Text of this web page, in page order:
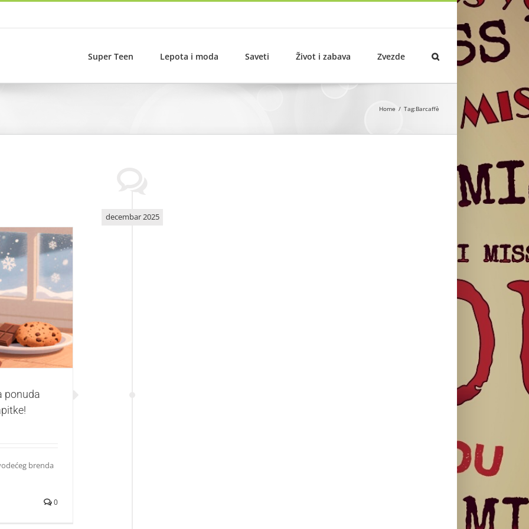
Super Teen Lepota i moda Saveti Život i zabava Zvezde
Home Tag:Barcaffè
decembar 2025
miriše na
ponuda
brenda
0